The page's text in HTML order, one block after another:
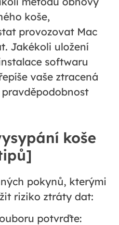
koše,
provozovat Mac
Jakékoli uložení
softwaru
vaše ztracená
pravděpodobnost
koše
pokynů, kterými
riziko ztráty dat:
potvrďte: